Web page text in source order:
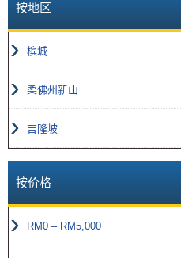
按地区
槟城
柔佛州新山
吉隆坡
按价格
RM0 – RM5,000